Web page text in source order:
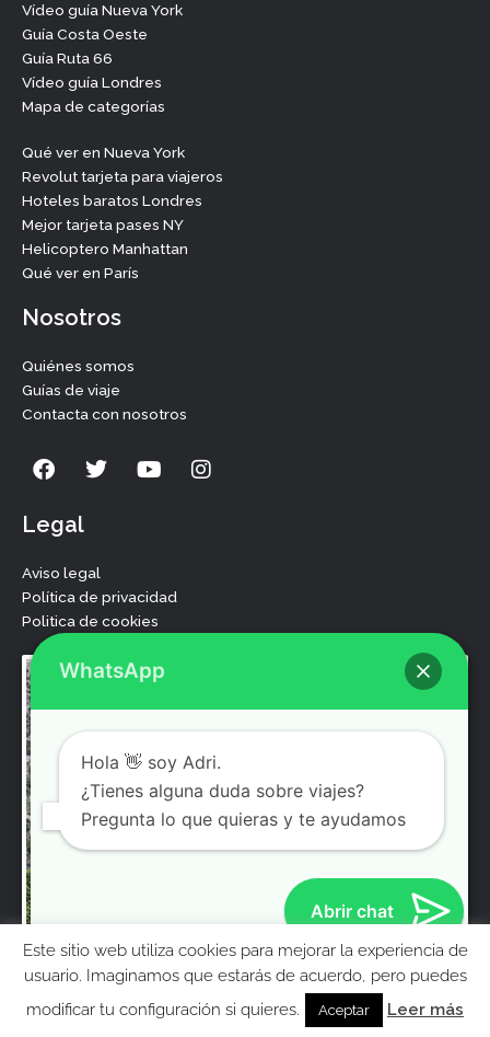
Ebook gratis para preparar tu viaje a Londres
Vídeo guía Nueva York
Guía Costa Oeste
Guía Ruta 66
Vídeo guía Londres
Mapa de categorías
Qué ver en Nueva York
Revolut tarjeta para viajeros
Hoteles baratos Londres
Mejor tarjeta pases NY
Helicoptero Manhattan
Qué ver en París
Nosotros
Quiénes somos
Guías de viaje
Contacta con nosotros
F
a
e
b
o
o
k
T
w
e
r
Y
o
e
I
n
m
Legal
Aviso legal
Política de privacidad
Politica de cookies
Este sitio web utiliza cookies para mejorar la experiencia de
usuario. Imaginamos que estarás de acuerdo, pero puedes
modificar tu configuración si quieres.
Aceptar Leer más
WhatsApp
Hola 👋 soy Adri.
¿Tienes alguna duda sobre viajes?
Pregunta lo que quieras y te ayudamos
Abrir chat
MolaViajar